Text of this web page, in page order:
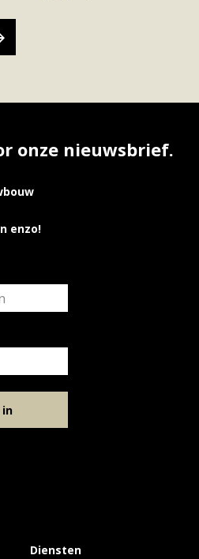
Diensten
onze nieuwsbrief.
enzo!
in